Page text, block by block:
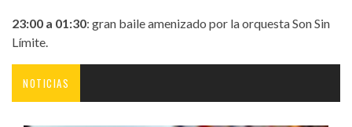
23:00 a 01:30: gran baile amenizado por la orquesta Son Sin
Límite.
NOTICIAS